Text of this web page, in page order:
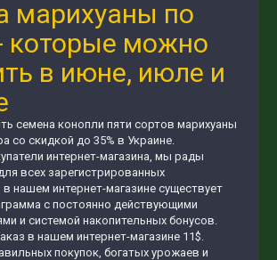
марихуаны по
которые можно
в июне, июле и
семена конопли пяти сортов марихуаны
со скидкой до 35% в Украине.
интернет-магазина, мы рады
всех зарегистрированных
нашем интернет-магазине существует
с постоянно действующими
и системой накопительных бонусов.
в нашем интернет-магазине 11$.
покупок, богатых урожаев и